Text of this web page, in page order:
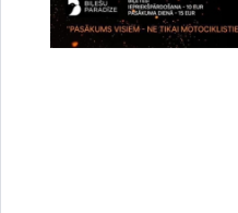
_gid